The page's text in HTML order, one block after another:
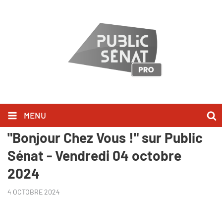
MENU
Laurent Fabius l'a dit dans
"Bonjour Chez Vous !" sur Public
Sénat - Vendredi 04 octobre
2024
4 OCTOBRE 2024